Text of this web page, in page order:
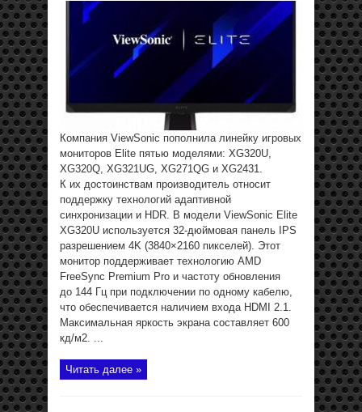
Компания ViewSonic пополнила линейку игровых
мониторов Elite пятью моделями: XG320U,
XG320Q, XG321UG, XG271QG и XG2431.
К их достоинствам производитель относит
поддержку технологий адаптивной
синхронизации и HDR. В модели ViewSonic Elite
XG320U используется 32-дюймовая панель IPS
разрешением 4K (3840×2160 пикселей). Этот
монитор поддерживает технологию AMD
FreeSync Premium Pro и частоту обновления
до 144 Гц при подключении по одному кабелю,
что обеспечивается наличием входа HDMI 2.1.
Максимальная яркость экрана составляет 600
кд/м2. ...
Читать далее »